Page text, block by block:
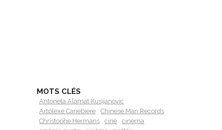
MOTS CLÉS
Antoneta Alamat Kusijanovic
Artplexe Canebiere
Chinese Man Records
Christophe Hermans
ciné
cinéma